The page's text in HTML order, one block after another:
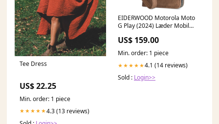
Tee Dress
US$ 22.25
Min. order: 1 piece
★★★★★4.3 (13 reviews)
EIDERWOOD Motorola Moto
G Play (2024) Læder Mobil
filter-macbook-fleksibel-
plastik
US$ 159.00
Min. order: 1 piece
★★★★★4.1 (14 reviews)
Sold : Login>>